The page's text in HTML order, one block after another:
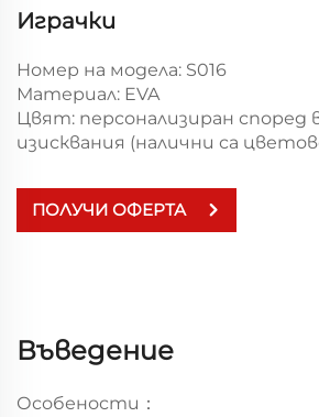
Играчки
Номер на модела: S016
Материал: EVA
Цвят: персонализиран
изисквания (налични са
ПОЛУЧИ ОФЕРТА
Въведение
Особености：